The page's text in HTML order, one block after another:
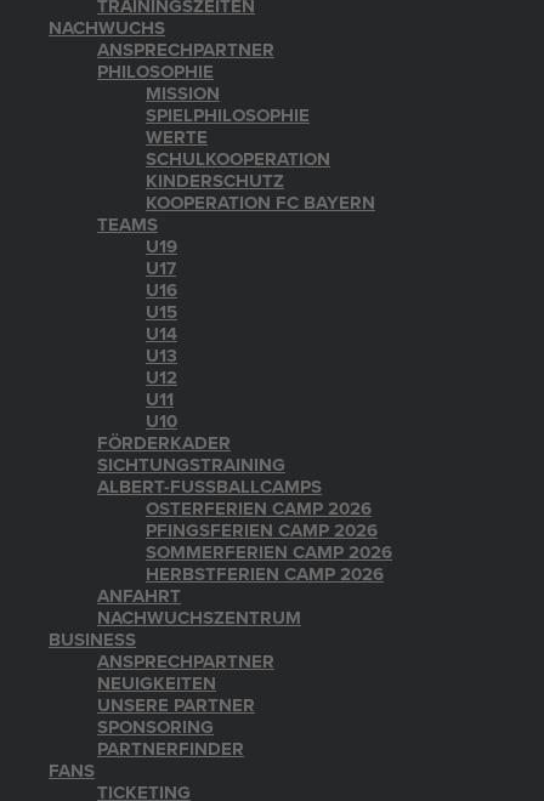
TRAININGSZEITEN
NACHWUCHS
ANSPRECHPARTNER
PHILOSOPHIE
MISSION
SPIELPHILOSOPHIE
WERTE
SCHULKOOPERATION
KINDERSCHUTZ
KOOPERATION FC BAYERN
TEAMS
U19
U17
U16
U15
U14
U13
U12
U11
U10
FÖRDERKADER
SICHTUNGSTRAINING
ALBERT-FUSSBALLCAMPS
OSTERFERIEN CAMP 2026
PFINGSFERIEN CAMP 2026
SOMMERFERIEN CAMP 2026
HERBSTFERIEN CAMP 2026
ANFAHRT
NACHWUCHSZENTRUM
BUSINESS
ANSPRECHPARTNER
NEUIGKEITEN
UNSERE PARTNER
SPONSORING
PARTNERFINDER
FANS
TICKETING